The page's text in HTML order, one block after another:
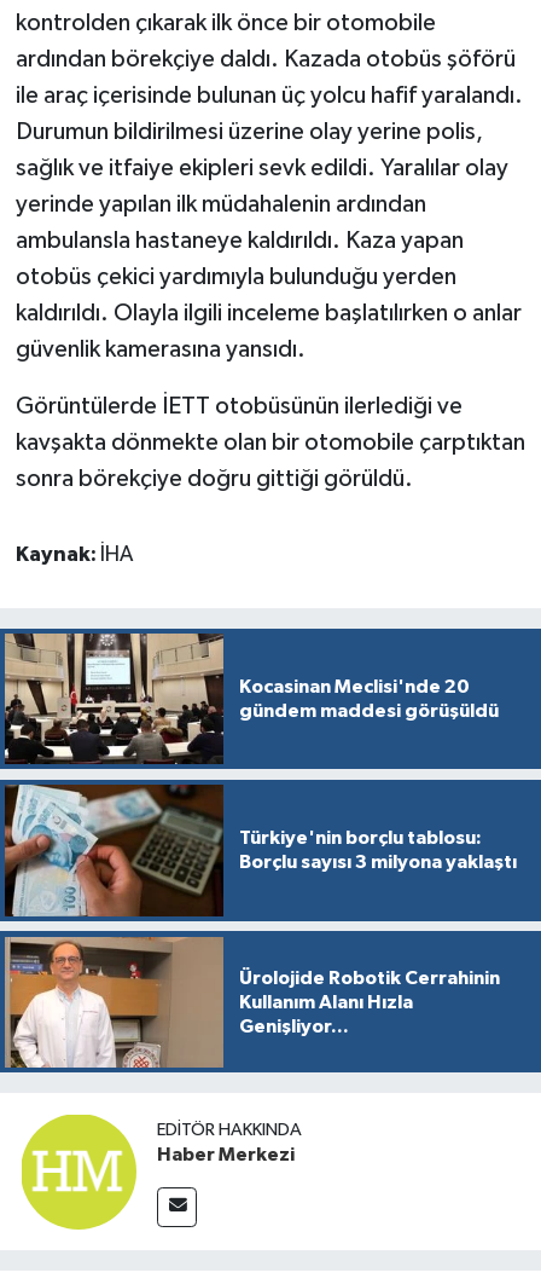
kontrolden çıkarak ilk önce bir otomobile
ardından börekçiye daldı. Kazada otobüs şöförü
ile araç içerisinde bulunan üç yolcu hafif yaralandı.
Durumun bildirilmesi üzerine olay yerine polis,
sağlık ve itfaiye ekipleri sevk edildi. Yaralılar olay
yerinde yapılan ilk müdahalenin ardından
ambulansla hastaneye kaldırıldı. Kaza yapan
otobüs çekici yardımıyla bulunduğu yerden
kaldırıldı. Olayla ilgili inceleme başlatılırken o anlar
güvenlik kamerasına yansıdı.
Görüntülerde İETT otobüsünün ilerlediği ve
kavşakta dönmekte olan bir otomobile çarptıktan
sonra börekçiye doğru gittiği görüldü.
Kaynak: İHA
Kocasinan Meclisi'nde 20
gündem maddesi görüşüldü
Türkiye'nin borçlu tablosu:
Borçlu sayısı 3 milyona yaklaştı
Ürolojide Robotik Cerrahinin
Kullanım Alanı Hızla
Genişliyor...
EDITÖR HAKKINDA
Haber Merkezi